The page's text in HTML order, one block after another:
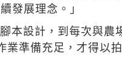
發展理念。」
本設計，到每次與農
準備充足，才得以拍